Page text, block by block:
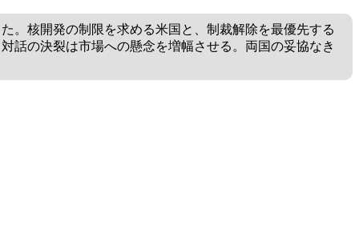
。核開発の制限を求める米国と、制裁解除を最優先する
話の決裂は市場への懸念を増幅させる。両国の妥協なき